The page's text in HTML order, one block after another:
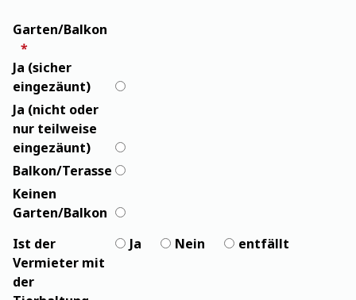
Garten/Balkon
Ja (sicher
eingezäunt)
Ja (nicht oder
nur teilweise
eingezäunt)
Balkon/Terasse
Keinen
Garten/Balkon
Ist der
Vermieter mit
der
Ja Nein entfällt